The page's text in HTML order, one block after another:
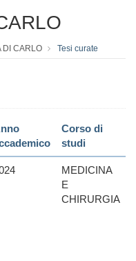
DI CARLO Tesi curate
Corso di
studi
MEDICINA
E
CHIRURGIA